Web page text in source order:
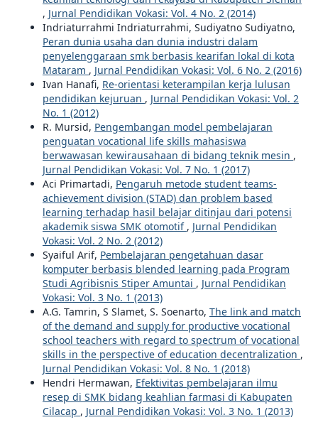
, Jurnal Pendidikan Vokasi: Vol. 4 No. 2 (2014)
Indriaturrahmi Indriaturrahmi, Sudiyatno Sudiyatno,
Peran dunia usaha dan dunia industri dalam
penyelenggaraan smk berbasis kearifan lokal di kota
Mataram , Jurnal Pendidikan Vokasi: Vol. 6 No. 2 (2016)
Ivan Hanafi, Re-orientasi keterampilan kerja lulusan
pendidikan kejuruan , Jurnal Pendidikan Vokasi: Vol. 2
No. 1 (2012)
R. Mursid, Pengembangan model pembelajaran
penguatan vocational life skills mahasiswa
berwawasan kewirausahaan di bidang teknik mesin ,
Jurnal Pendidikan Vokasi: Vol. 7 No. 1 (2017)
Aci Primartadi, Pengaruh metode student teams-
achievement division (STAD) dan problem based
learning terhadap hasil belajar ditinjau dari potensi
akademik siswa SMK otomotif , Jurnal Pendidikan
Vokasi: Vol. 2 No. 2 (2012)
Syaiful Arif, Pembelajaran pengetahuan dasar
komputer berbasis blended learning pada Program
Studi Agribisnis Stiper Amuntai , Jurnal Pendidikan
Vokasi: Vol. 3 No. 1 (2013)
A.G. Tamrin, S Slamet, S. Soenarto, The link and match
of the demand and supply for productive vocational
school teachers with regard to spectrum of vocational
skills in the perspective of education decentralization ,
Jurnal Pendidikan Vokasi: Vol. 8 No. 1 (2018)
Hendri Hermawan, Efektivitas pembelajaran ilmu
resep di SMK bidang keahlian farmasi di Kabupaten
Cilacap , Jurnal Pendidikan Vokasi: Vol. 3 No. 1 (2013)